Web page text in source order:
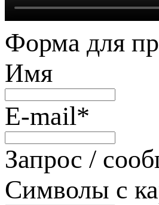
Форма для
Имя
E-mail*
Запрос /
Символы с